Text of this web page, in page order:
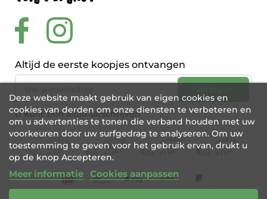
Altijd de eerste koopjes ontvangen
U kunt zich altijd uitschrijven
Deze website maakt gebruik van eigen cookies en
cookies van derden om onze diensten te verbeteren en
om u advertenties te tonen die verband houden met uw
voorkeuren door uw surfgedrag te analyseren. Om uw
toestemming te geven voor het gebruik ervan, drukt u
op de knop Accepteren.
Meer informatie Cookies aanpassen